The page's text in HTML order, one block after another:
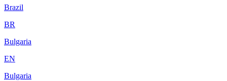
Brazil
BR
Bulgaria
EN
Bulgaria